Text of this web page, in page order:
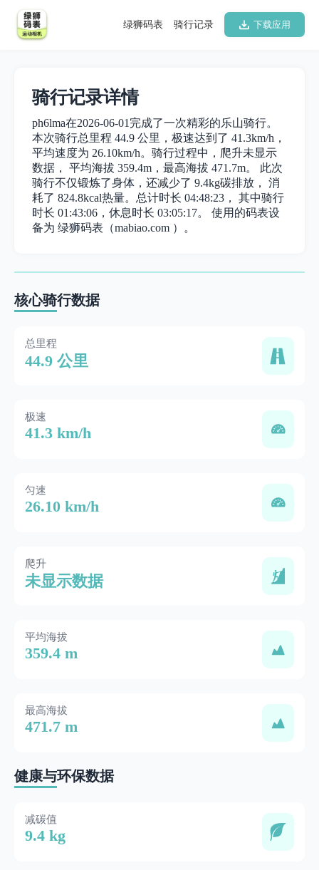
下载应用
骑行记录
绿狮码表
骑行记录详情
ph6lma在2026-06-01完成了一次精彩的乐山骑行。
本次骑行总里程 44.9 公里，极速达到了 41.3km/h，
平均速度为 26.10km/h。骑行过程中，爬升未显示
数据， 平均海拔 359.4m，最高海拔 471.7m。 此次
骑行不仅锻炼了身体，还减少了 9.4kg碳排放， 消
耗了 824.8kcal热量。总计时长 04:48:23， 其中骑行
时长 01:43:06，休息时长 03:05:17。 使用的码表设
备为 绿狮码表（mabiao.com ）。
核心骑行数据
总里程
44.9 公里
极速
41.3 km/h
匀速
26.10 km/h
爬升
未显示数据
平均海拔
359.4 m
最高海拔
471.7 m
健康与环保数据
减碳值
9.4 kg